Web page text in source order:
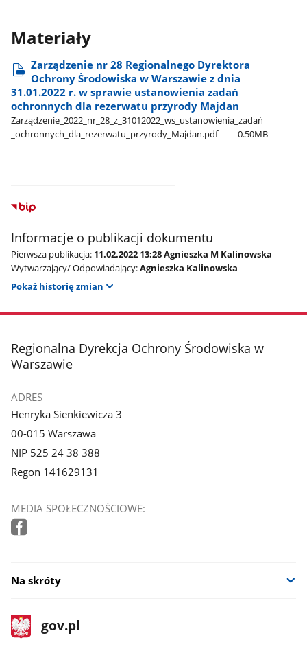
Materiały
Zarządzenie nr 28 Regionalnego Dyrektora
Ochrony Środowiska w Warszawie z dnia
31.01.2022 r. w sprawie ustanowienia zadań
ochronnych dla rezerwatu przyrody Majdan
Zarządzenie​_2022​_nr​_28​_z​_31012022​_ws​_ustanowienia​_zadań​
_ochronnych​_dla​_rezerwatu​_przyrody​_Majdan.pdf
0.50MB
Informacje o publikacji dokumentu
Pierwsza publikacja: 11.02.2022 13:28 Agnieszka M Kalinowska
Wytwarzający/ Odpowiadający:Agnieszka Kalinowska
Pokaż historię zmian
stopka
Regionalna Dyrekcja Ochrony Środowiska w
Warszawie
ADRES
Henryka Sienkiewicza 3
00-015 Warszawa
NIP 525 24 38 388
Regon 141629131
MEDIA SPOŁECZNOŚCIOWE:
Na skróty
stopka
gov.pl
Strona
gov.pl